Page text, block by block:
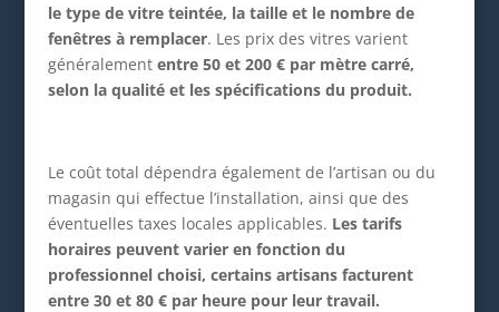
le type de vitre teintée, la taille et le nombre de
fenêtres à remplacer. Les prix des vitres varient
généralemententre 50 et 200 € par mètre carré,
selon la qualité et les spécifications du produit.
Le coût total dépendra également de l’artisan ou du
magasin qui effectue l’installation, ainsi que des
éventuelles taxes locales applicables. Les tarifs
horaires peuvent varier en fonction du
professionnel choisi, certains artisans facturent
entre 30 et 80 € par heure pour leur travail.